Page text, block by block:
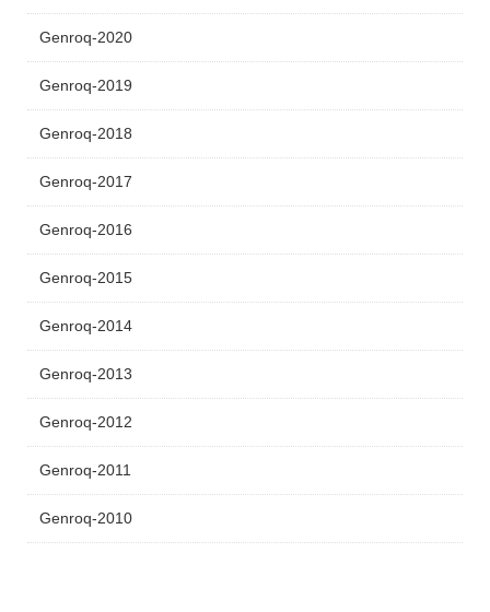
Genroq-2020
Genroq-2019
Genroq-2018
Genroq-2017
Genroq-2016
Genroq-2015
Genroq-2014
Genroq-2013
Genroq-2012
Genroq-2011
Genroq-2010